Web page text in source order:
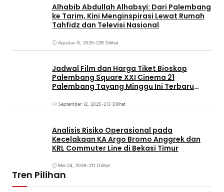
Alhabib Abdullah Alhabsyi: Dari Palembang
ke Tarim, Kini Menginspirasi Lewat Rumah
Tahfidz dan Televisi Nasional
Agustus 8, 2025•226 Dilihat
Jadwal Film dan Harga Tiket Bioskop
Palembang Square XXI Cinema 21
Palembang Tayang Minggu Ini Terbaru
September 12, 2025•213 Dilihat
Analisis Risiko Operasional pada
Kecelakaan KA Argo Bromo Anggrek dan
KRL Commuter Line di Bekasi Timur
Mei 24, 2026•211 Dilihat
Tren Pilihan